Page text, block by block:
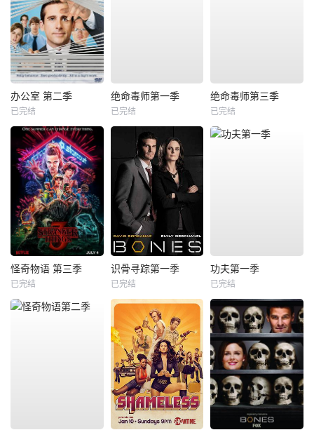
办公室 第二季
已完结
绝命毒师第一季
已完结
绝命毒师第三季
已完结
怪奇物语 第三季
已完结
识骨寻踪第一季
已完结
功夫第一季
已完结